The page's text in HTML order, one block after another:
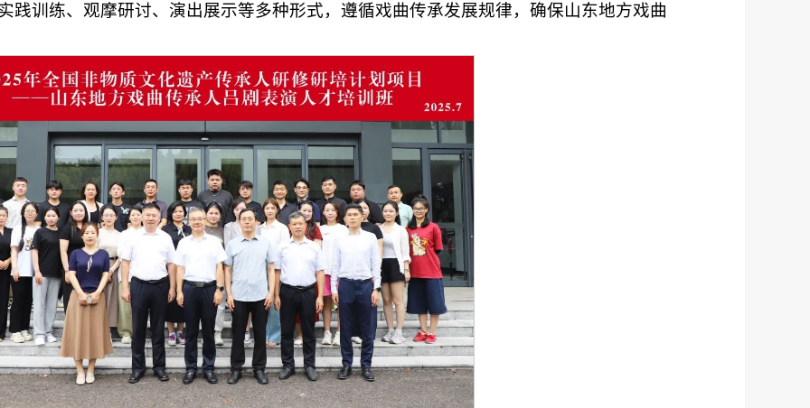
践训练、观摩研讨、演出展示等多种形式，遵循戏曲传承发展规律，确保山东地方戏曲